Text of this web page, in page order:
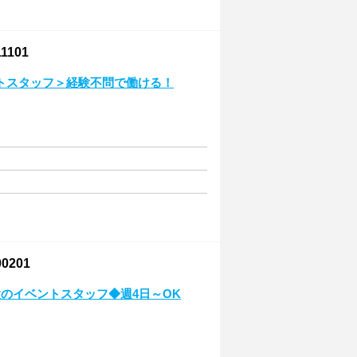
タッフ＞経験不問で働ける！
イベントスタッフ◆週4日～OK